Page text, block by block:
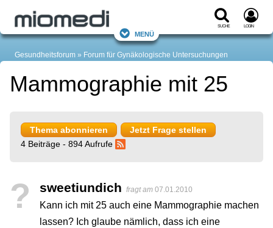
Suche Login
Menü
Gesundheitsforum Forum für Gynäkologische Untersuchungen
Mammographie mit 25
Thema abonnieren
Jetzt Frage stellen
4 Beiträge - 894 Aufrufe
? sweetiundich fragt am 07.01.2010
Kann ich mit 25 auch eine Mammographie machen
lassen? Ich glaube nämlich, dass ich eine